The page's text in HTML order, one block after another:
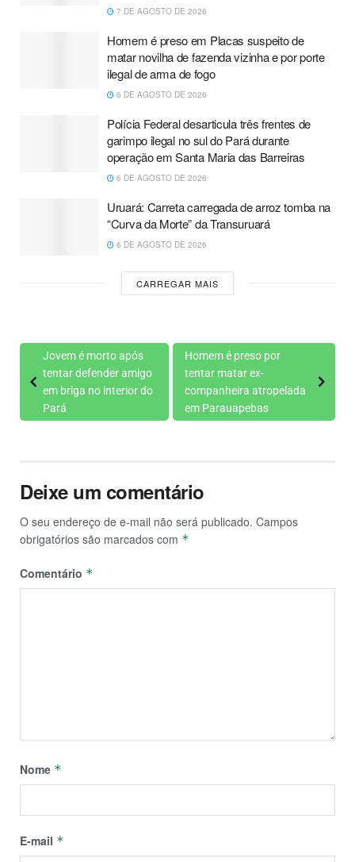
7 DE AGOSTO DE 2026
Homem é preso em Placas suspeito de
matar novilha de fazenda vizinha e por porte
ilegal de arma de fogo
6 DE AGOSTO DE 2026
Polícia Federal desarticula três frentes de
garimpo ilegal no sul do Pará durante
operação em Santa Maria das Barreiras
6 DE AGOSTO DE 2026
Uruará: Carreta carregada de arroz tomba na
“Curva da Morte” da Transuruará
6 DE AGOSTO DE 2026
CARREGAR MAIS
Jovem é morto após
tentar defender amigo
em briga no interior do
Pará
Homem é preso por
tentar matar ex-
companheira atropelada
em Parauapebas
Deixe um comentário
O seu endereço de e-mail não será publicado. Campos
obrigatórios são marcados com *
Comentário *
Nome *
E-mail *